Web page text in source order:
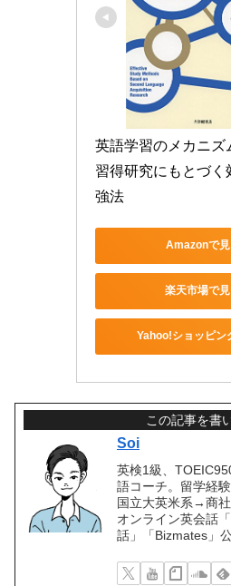
英語学習のメカニズ
習得研究にもとづく
強法
Amazonで見
楽天市場で
Yahoo!ショッピン
この記事を書
Soi
英検1級、
語コーチ。留学経験
国立大英米系→商
オンライン英会話
話」「Bizmates」